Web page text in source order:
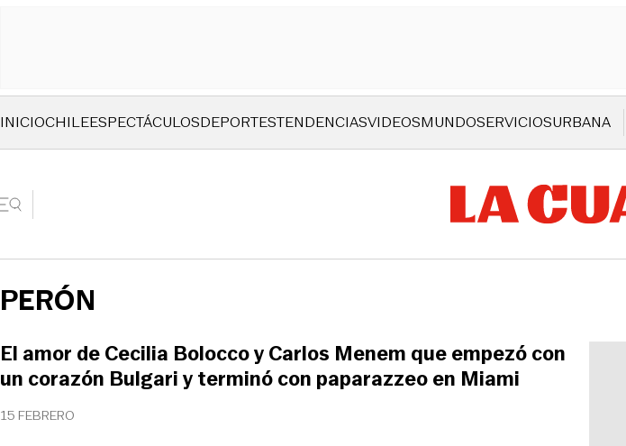
INICIOCHILEESPECTÁCULOSDEPORTESTENDENCIASVIDEOSMUNDOSERVICIOSURBANA
PERÓN
15 FEBRERO
El amor de Cecilia Bolocco y Carlos Menem que empezó con
un corazón Bulgari y terminó con paparazzeo en Miami